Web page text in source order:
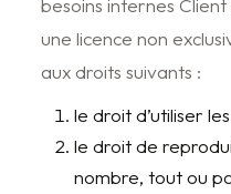
besoins internes
une licence non
aux droits suivants :
le droit d’utiliser
le droit de
nombre, tout ou